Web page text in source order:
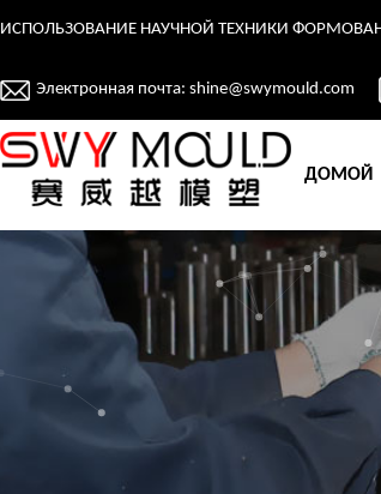
ИСПОЛЬЗОВАНИЕ НАУЧНОЙ ТЕХНИКИ
Электронная почта:shine@swymould.com
ДОМОЙ